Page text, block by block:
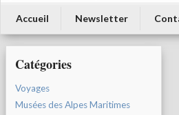
Accueil Newsletter
Catégories
Voyages
Musées des Alpes Maritimes